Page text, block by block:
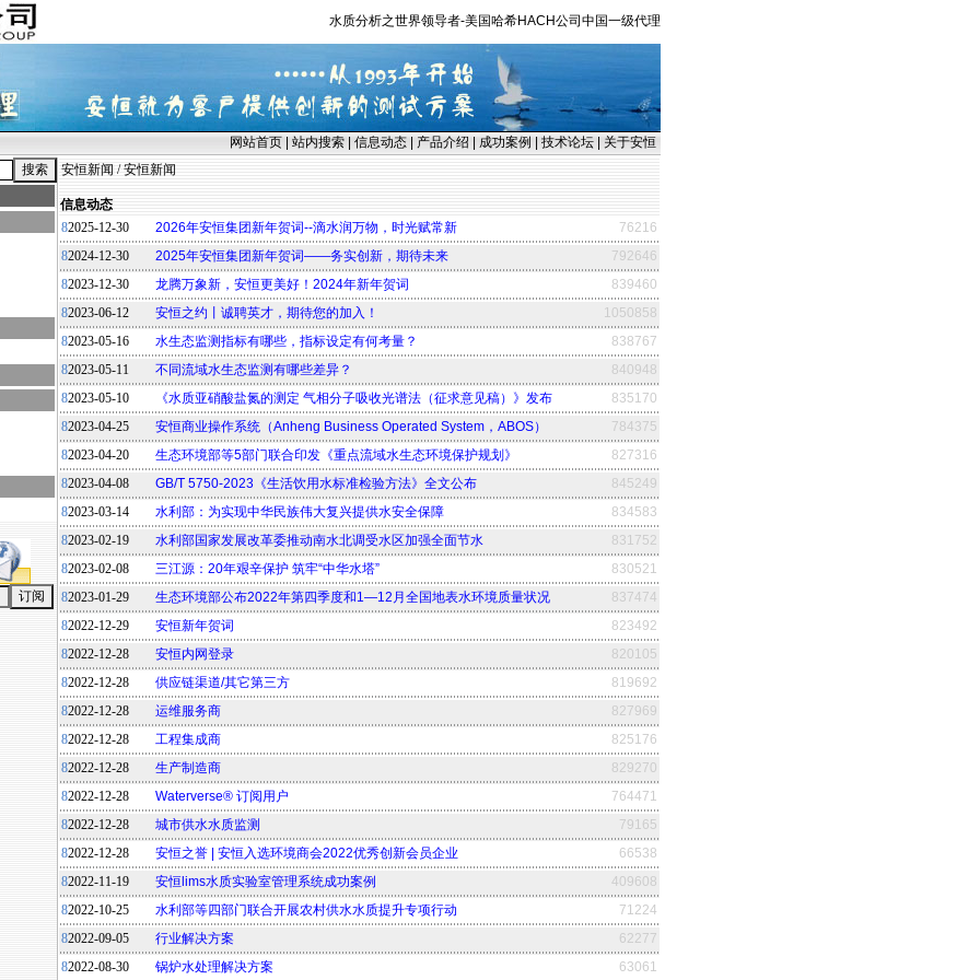
水质分析之世界领导者-美国哈希HACH公司中国一级代理
网站首页 站内搜索 信息动态 产品介绍 成功案例 技术论坛
关于安恒
安恒新闻 /安恒新闻
信息动态
82025-12-30 2026年安恒集团新年贺词--滴水润万物，时光赋常新
76216
82024-12-30 2025年安恒集团新年贺词——务实创新，期待未来
792646
82023-12-30 龙腾万象新，安恒更美好！2024年新年贺词
839460
82023-06-12 安恒之约丨诚聘英才，期待您的加入！
1050858
82023-05-16 水生态监测指标有哪些，指标设定有何考量？
838767
82023-05-11 不同流域水生态监测有哪些差异？
840948
82023-05-10 《水质亚硝酸盐氮的测定 气相分子吸收光谱法（征求意见稿）》发布
835170
82023-04-25 安恒商业操作系统（Anheng Business Operated System，ABOS）
784375
82023-04-20 生态环境部等5部门联合印发《重点流域水生态环境保护规划》
827316
82023-04-08 GB/T 5750-2023《生活饮用水标准检验方法》全文公布
845249
82023-03-14 水利部：为实现中华民族伟大复兴提供水安全保障
834583
82023-02-19 水利部国家发展改革委推动南水北调受水区加强全面节水
831752
82023-02-08 三江源：20年艰辛保护 筑牢“中华水塔”
830521
82023-01-29 生态环境部公布2022年第四季度和1—12月全国地表水环境质量状况
837474
82022-12-29 安恒新年贺词
823492
82022-12-28 安恒内网登录
820105
82022-12-28 供应链渠道/其它第三方
819692
82022-12-28 运维服务商
827969
82022-12-28 工程集成商
825176
82022-12-28 生产制造商
829270
82022-12-28 Waterverse® 订阅用户
764471
82022-12-28 城市供水水质监测
79165
82022-12-28 安恒之誉 | 安恒入选环境商会2022优秀创新会员企业
66538
82022-11-19 安恒lims水质实验室管理系统成功案例
409608
82022-10-25 水利部等四部门联合开展农村供水水质提升专项行动
71224
82022-09-05 行业解决方案
62277
82022-08-30 锅炉水处理解决方案 63061